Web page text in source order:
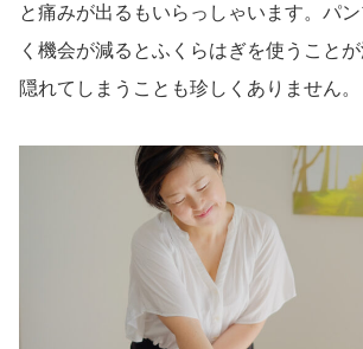
と痛みが出るもいらっしゃいます。パ
く機会が減るとふくらはぎを使うこと
隠れてしまうことも珍しくありません。